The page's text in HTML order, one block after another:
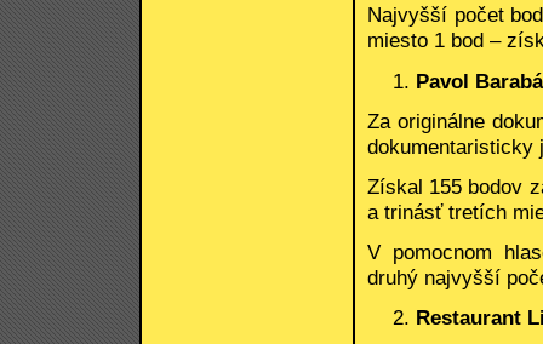
Najvyšší počet
miesto 1 bod –
Pavol
Za originálne
dokumentaristicky
Získal 155 bodov
a trinásť tretích
V pomocnom
druhý najvyšší
Restaurant